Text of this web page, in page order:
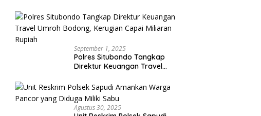
September 1, 2025
Polres Situbondo Tangkap
Direktur Keuangan Travel
Capai Miliaran Rupiah
Agustus 30, 2025